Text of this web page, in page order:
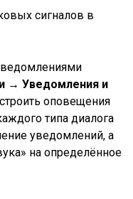
→ Уведомления и
оповещения
типа диалога
уведомлений, а
на определённое